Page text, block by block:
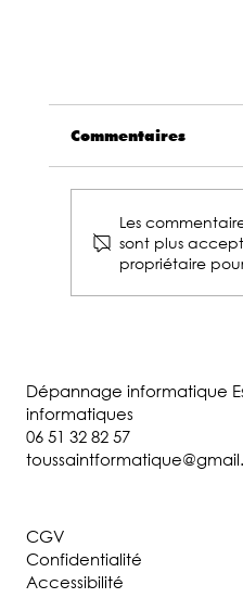
Comment
Commentaires
Les
sont plus
propriétaire
Dépannage informatique
informatiques
06 51 32 82 57
CGV
Confidentialité
Accessibilité